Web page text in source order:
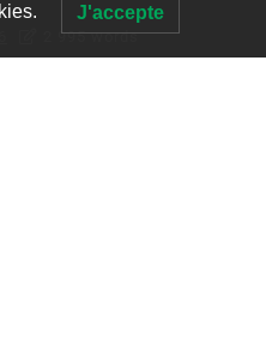
2 995 words
J'accepte